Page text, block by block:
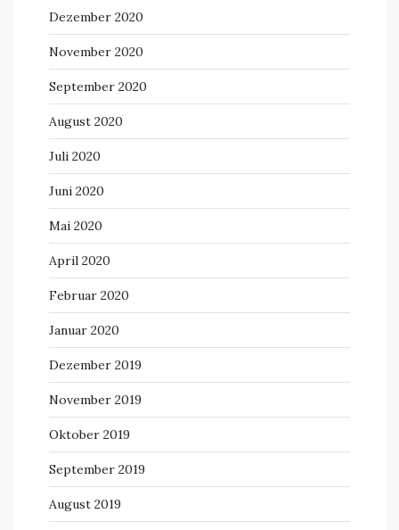
Dezember 2020
November 2020
September 2020
August 2020
Juli 2020
Juni 2020
Mai 2020
April 2020
Februar 2020
Januar 2020
Dezember 2019
November 2019
Oktober 2019
September 2019
August 2019